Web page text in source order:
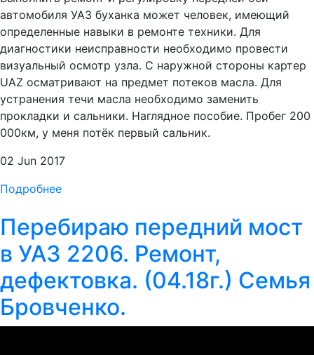
автомобиля УАЗ буханка может человек, имеющий
определенные навыки в ремонте техники. Для
диагностики неисправности необходимо провести
визуальный осмотр узла. С наружной стороны картер
UAZ осматривают на предмет потеков масла. Для
устранения течи масла необходимо заменить
прокладки и сальники. Наглядное пособие. Пробег 200
000км, у меня потёк первый сальник.
02 Jun 2017
Подробнее
Перебираю передний мост
в УАЗ 2206. Ремонт,
дефектовка. (04.18г.) Семья
Бровченко.